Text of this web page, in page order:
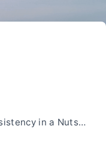
Observability and Inconsistency in a Nutshell